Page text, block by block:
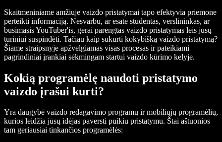
Skaitmeniniame amžiuje vaizdo pristatymai tapo efektyvia priemone
perteikti informaciją. Nesvarbu, ar esate studentas, verslininkas, ar
būsimasis YouTuber'is, gerai parengtas vaizdo pristatymas leis jūsų
turiniui suspindėti. Tačiau kaip sukurti kokybišką vaizdo pristatymą?
Šiame straipsnyje apžvelgiamas visas procesas ir pateikiami
pagrindiniai įrankiai sėkmingam startui vaizdo kūrimo kelyje.
Kokią programėlę naudoti pristatymo
vaizdo įrašui kurti?
Yra daugybė vaizdo redagavimo programų ir mobiliųjų programėlių,
kurios leidžia jūsų idėjas paversti puikiu pristatymu. Štai aštuonios
tam geriausiai tinkančios programėlės: